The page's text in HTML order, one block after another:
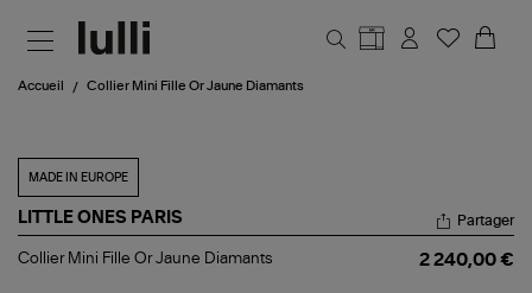
Accueil Collier Mini Fille Or Jaune Diamants
MADE IN EUROPE
LITTLE ONES PARIS
Collier
Partager
Collier Mini Fille Or Jaune Diamants 2 240,00 €